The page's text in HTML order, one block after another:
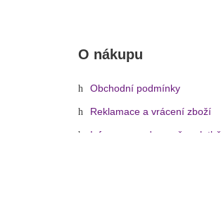
O nákupu
Obchodní podmínky
Reklamace a vrácení zboží
Informace o dopravě a platbě